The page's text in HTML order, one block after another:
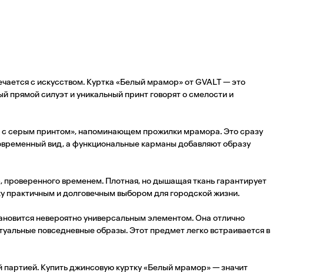
с искусством. Куртка «Белый мрамор» от GVALT — это
прямой силуэт и уникальный принт говорят о смелости и
с серым принтом», напоминающем прожилки мрамора. Это сразу
вид, а функциональные карманы добавляют образу
временем. Плотная, но дышащая ткань гарантирует
практичным и долговечным выбором для городской жизни.
невероятно универсальным элементом. Она отлично
повседневные образы. Этот предмет легко встраивается в
партией. Купить джинсовую куртку «Белый мрамор» — значит